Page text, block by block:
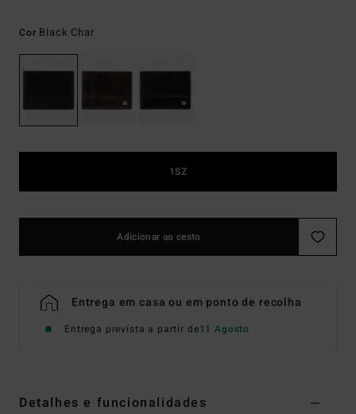
Cor Black Char
1SZ
Adicionar ao cesto
Entrega em casa ou em ponto de recolha
Entrega prevista a partir de11 Agosto
Detalhes e funcionalidades